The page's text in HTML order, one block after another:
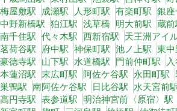
梅屋敷駅 成瀬駅 人形町駅 有楽町駅 銀
中野新橋駅 狛江駅 浅草橋 明大前駅 蔵前
南千住駅 代々木駅 西新宿駅 天王洲アイ
茗荷谷駅 府中駅 神保町駅 池ノ上駅 東
豪徳寺駅 山下駅 水道橋駅 門前仲町駅
本蓮沼駅 末広町駅 阿佐ケ谷駅 永田町駅
巣鴨駅 南阿佐ケ谷駅 日比谷駅 水天宮前
高円寺駅 表参道駅 明治神宮前〈原宿〉駅